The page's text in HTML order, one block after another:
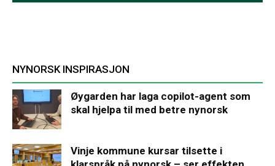
NYNORSK INSPIRASJON
Øygarden har laga copilot-agent som
skal hjelpa til med betre nynorsk
Vinje kommune kursar tilsette i